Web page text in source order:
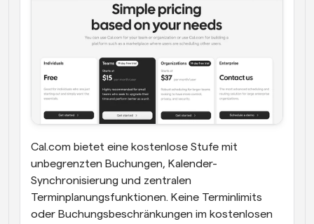
Cal.com bietet eine kostenlose Stufe mit
unbegrenzten Buchungen, Kalender-
Synchronisierung und zentralen
Terminplanungsfunktionen. Keine Terminlimits
oder Buchungsbeschränkungen im kostenlosen